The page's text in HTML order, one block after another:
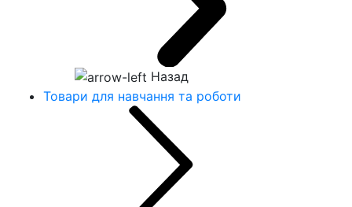
Назад
Товари для навчання та роботи